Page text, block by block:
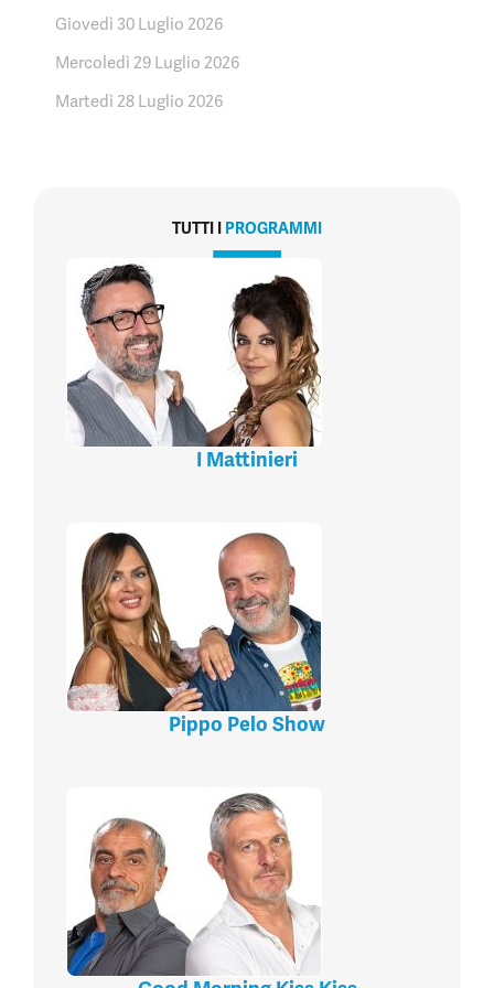
Giovedì 30 Luglio 2026
Mercoledì 29 Luglio 2026
Martedì 28 Luglio 2026
TUTTI I PROGRAMMI
I Mattinieri
Pippo Pelo Show